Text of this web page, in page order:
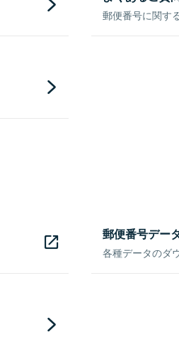
郵便番号に関す
郵便番号デー
各種データのダ